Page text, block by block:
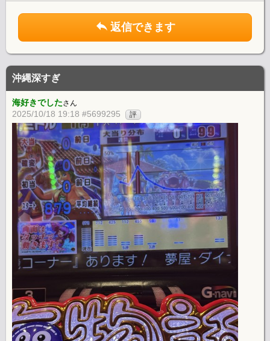
返信できます
沖縄深すぎ
海好きでしたさん
2025/10/18 19:18 #5699295 評